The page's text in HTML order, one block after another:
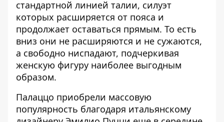
стандартной линией талии, силуэт
которых расширяется от пояса и
продолжает оставаться прямым. То есть
вниз они не расширяются и не сужаются,
а свободно ниспадают, подчеркивая
женскую фигуру наиболее выгодным
образом.
Палаццо приобрели массовую
популярность благодаря итальянскому